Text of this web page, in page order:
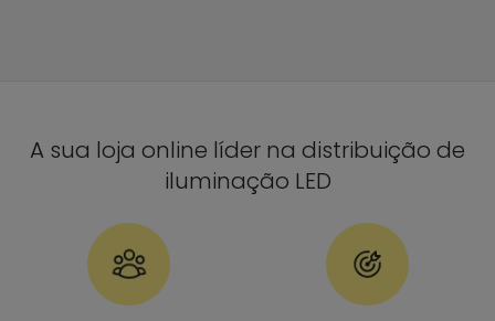
A sua loja online líder na distribuição de
iluminação LED